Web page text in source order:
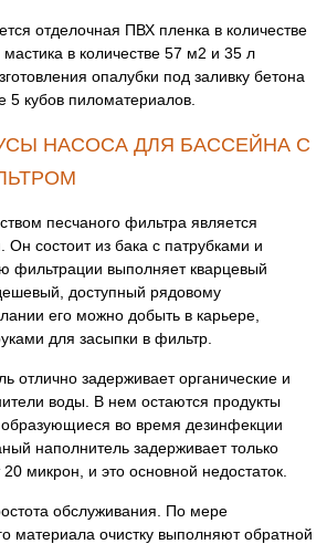
отделочная ПВХ пленка в количестве
в количестве 57 м2 и 35 л
опалубки под заливку бетона
5 кубов пиломатериалов.
НАСОСА ДЛЯ БАССЕЙНА С
песчаного фильтра является
Он состоит из бака с патрубками и
фильтрации выполняет кварцевый
доступный рядовому
его можно добыть в карьере,
для засыпки в фильтр.
отлично задерживает органические и
воды. В нем остаются продукты
во время дезинфекции
наполнитель задерживает только
микрон, и это основной недостаток.
обслуживания. По мере
материала очистку выполняют обратной